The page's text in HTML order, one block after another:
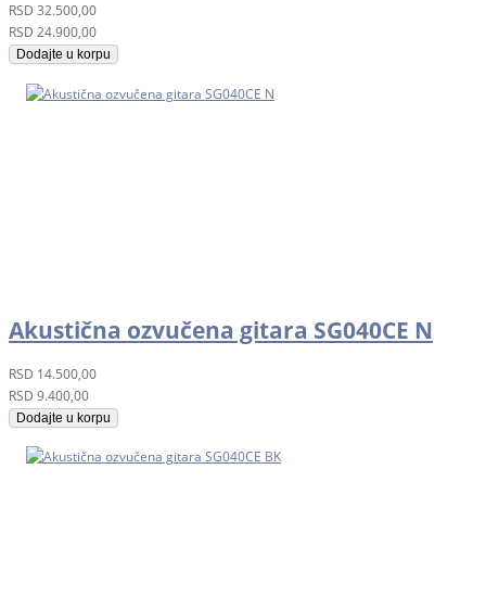
RSD 32.500,00
RSD 24.900,00
Dodajte u korpu
Akustična ozvučena gitara SG040CE N
RSD 14.500,00
RSD 9.400,00
Dodajte u korpu